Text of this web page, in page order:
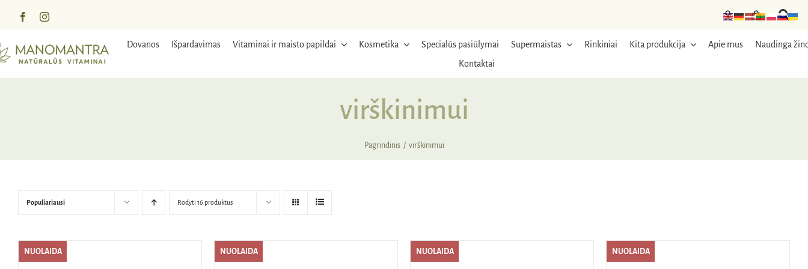
turinį
Dovanos Išpardavimas Vitaminai ir maisto papildai Kosmetika Specialūs pasiūlymai Supermaistas Rinkiniai Kita produkcija Apie mus
Naudinga
Kontaktai
virškinimui
Pagrindinis virškinimui
Populiariausi Rodyti 16 produktus
NUOLAIDA NUOLAIDA NUOLAIDA NUOLAIDA